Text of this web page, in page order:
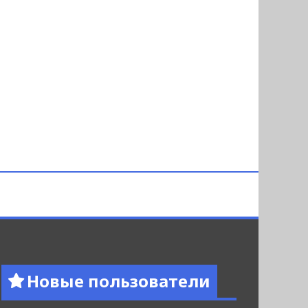
Новые пользователи